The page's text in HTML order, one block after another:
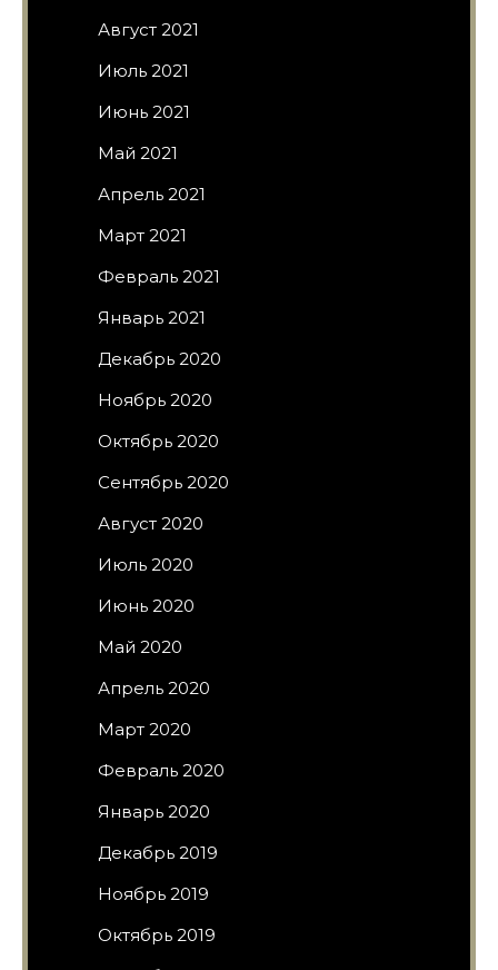
Август 2021
Июль 2021
Июнь 2021
Май 2021
Апрель 2021
Март 2021
Февраль 2021
Январь 2021
Декабрь 2020
Ноябрь 2020
Октябрь 2020
Сентябрь 2020
Август 2020
Июль 2020
Июнь 2020
Май 2020
Апрель 2020
Март 2020
Февраль 2020
Январь 2020
Декабрь 2019
Ноябрь 2019
Октябрь 2019